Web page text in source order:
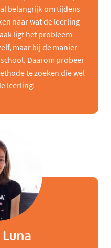
belangrijk om tijdens
naar wat de leerling
ligt het probleem
maar bij de manier
Daarom probeer
te zoeken die wel
leerling!